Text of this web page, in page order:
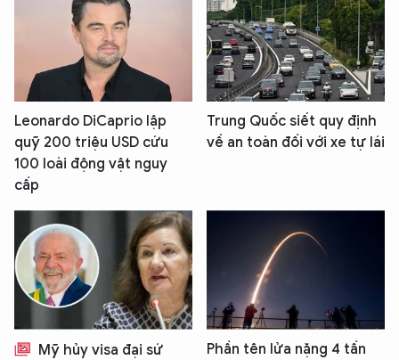
Leonardo DiCaprio lập
quỹ 200 triệu USD cứu
100 loài động vật nguy
cấp
Trung Quốc siết quy định
về an toàn đối với xe tự lái
Mỹ hủy visa đại sứ
Phần tên lửa nặng 4 tấn